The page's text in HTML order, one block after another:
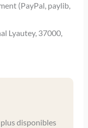
(PayPal, paylib,
Lyautey, 37000,
disponibles